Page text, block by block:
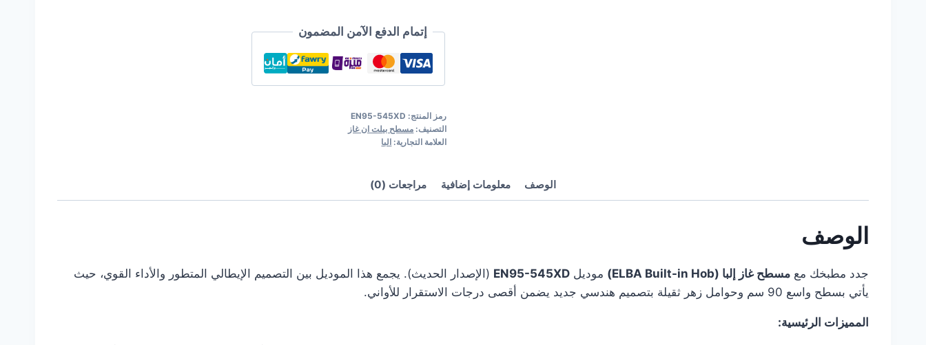
حوامل
موديل
حديث
EN95-
545XD
إتمام الدفع الآمن المضمون
رمز المنتج: EN95-545XD
التصنيف: مسطح بيلت ان غاز
العلامة التجارية: البا
الوصف معلومات إضافية مراجعات (0)
الوصف
جدد مطبخك مع مسطح غاز إلبا (ELBA Built-in Hob) موديل EN95-545XD (الإصدار الحديث). يجمع هذا الموديل بين التصميم الإيطالي المتطور والأداء القوي، حيث
يأتي بسطح واسع 90 سم وحوامل زهر ثقيلة بتصميم هندسي جديد يضمن أقصى درجات الاستقرار للأواني.
المميزات الرئيسية: